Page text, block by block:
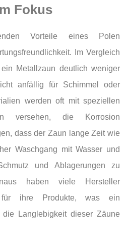
Fokus
Vorteile eines Polen
Im Vergleich
Metallzaun deutlich weniger
anfällig für Schimmel oder
werden oft mit speziellen
versehen, die Korrosion
dass der Zaun lange Zeit wie
Waschgang mit Wasser und
und Ablagerungen zu
haben viele Hersteller
für ihre Produkte, was ein
Langlebigkeit dieser Zäune